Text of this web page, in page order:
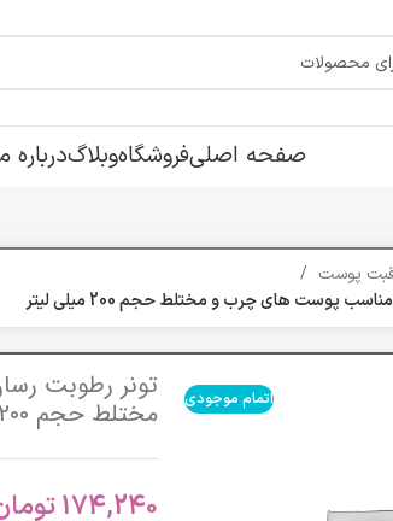
صفحه اصلیفروشگاهوبلاگدرباره
پوست
پوست های چرب و مختلط حجم 200 میلی لیتر
اتمام موجودی تونر رطوبت
مختلط حجم 200 میلی لیتر
174,240